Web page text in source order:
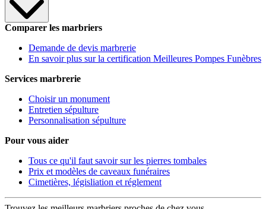
Comparer les marbriers
Demande de devis marbrerie
En savoir plus sur la certification Meilleures Pompes Funèbres
Services marbrerie
Choisir un monument
Entretien sépulture
Personnalisation sépulture
Pour vous aider
Tous ce qu'il faut savoir sur les pierres tombales
Prix et modèles de caveaux funéraires
Cimetières, législiation et réglement